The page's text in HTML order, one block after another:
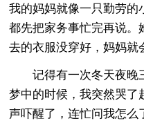
我的妈妈就像一只勤劳的
都先把家务事忙完再说。
去的衣服没穿好，妈妈就
记得有一次冬天夜晚
梦中的时候，我突然哭了
声吓醒了，连忙问我怎么